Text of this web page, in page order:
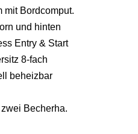
mit Bordcomput.
und hinten
Entry & Start
8-fach
beheizbar
Becherha.